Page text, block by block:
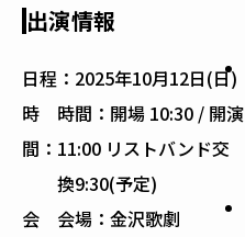
出演情報
日程： 2025年10月12日(日)
時
間：
時間：開場 10:30 / 開演
11:00 リストバンド交
換9:30(予定)
会
会場：金沢歌劇